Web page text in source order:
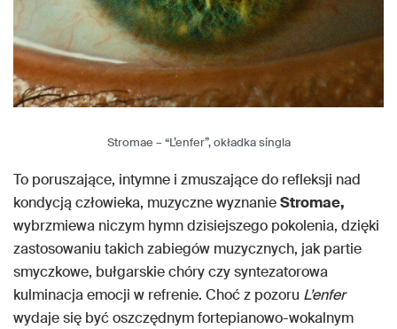
Stromae – “L’enfer”, okładka singla
To poruszające, intymne i zmuszające do refleksji nad
kondycją człowieka, muzyczne wyznanieStromae,
wybrzmiewa niczym hymn dzisiejszego pokolenia, dzięki
zastosowaniu takich zabiegów muzycznych, jak partie
smyczkowe, bułgarskie chóry czy syntezatorowa
kulminacja emocji w refrenie. Choć z pozoru L’enfer
wydaje się być oszczędnym fortepianowo-wokalnym